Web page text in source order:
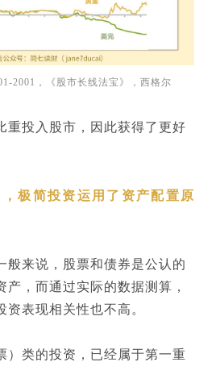
2001，《股市长线法宝》，西格尔
重投入股市，因此获得了更好
极简投资运用了资产配置原
般来说，股票和债券是公认的
产，而通过实际的数据测算，
资表现相关性也不高。
）类的投资，已经属于第一重